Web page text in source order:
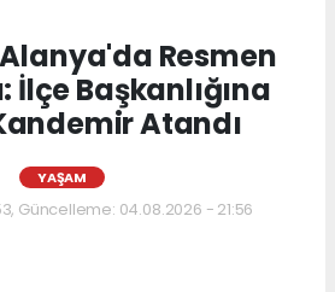
Resmen
İlçe Başkanlığına
Atandı
YAŞAM
Güncelleme: 04.08.2026 - 21:56